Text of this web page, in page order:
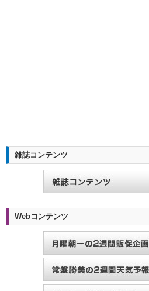
雑誌コンテンツ
Webコンテンツ